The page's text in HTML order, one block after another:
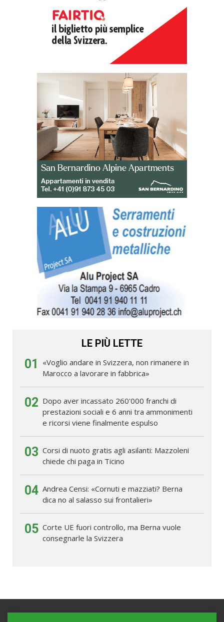
LE PIÙ LETTE
01
«Voglio andare in Svizzera, non rimanere in
Marocco a lavorare in fabbrica»
02 Dopo aver incassato 260'000 franchi di
prestazioni sociali e 6 anni tra ammonimenti
e ricorsi viene finalmente espulso
03 Corsi di nuoto gratis agli asilanti: Mazzoleni
chiede chi paga in Ticino
04 Andrea Censi: «Cornuti e mazziati? Berna
dica no al salasso sui frontalieri»
05 Corte UE fuori controllo, ma Berna vuole
consegnarle la Svizzera